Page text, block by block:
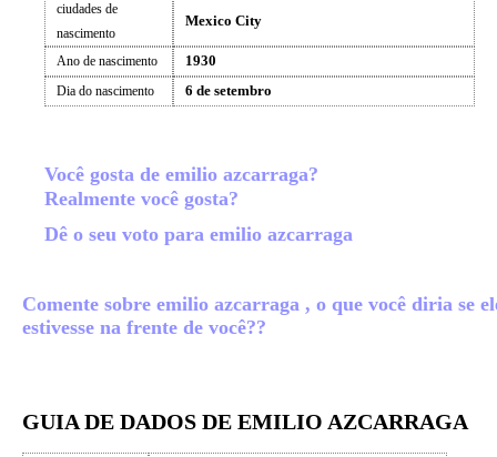
ciudades de
nascimento
Mexico City
Ano de nascimento 1930
Dia do nascimento 6 de setembro
Você gosta de emilio azcarraga?
Realmente você gosta?
Dê o seu voto para emilio azcarraga
Comente sobre emilio azcarraga , o que você diria se
estivesse na frente de você??
GUIA DE DADOS DE EMILIO AZCARRAGA